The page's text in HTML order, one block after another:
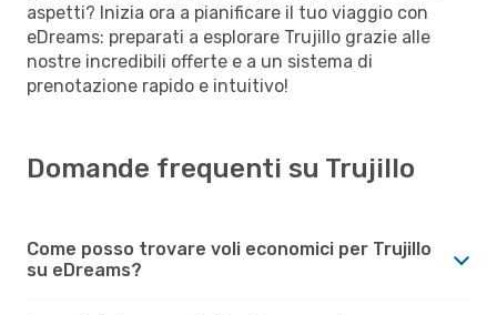
aspetti? Inizia ora a pianificare il tuo viaggio con
eDreams: preparati a esplorare Trujillo grazie alle
nostre incredibili offerte e a un sistema di
prenotazione rapido e intuitivo!
Domande frequenti su Trujillo
Come posso trovare voli economici per Trujillo
su eDreams?